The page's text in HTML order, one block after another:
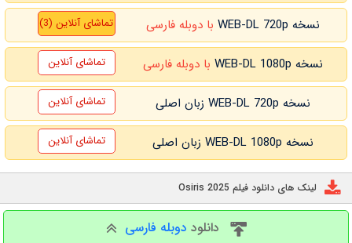
نسخه WEB-DL 720p با دوبله فارسی تماشای آنلاین (3)
نسخه WEB-DL 1080p با دوبله فارسی تماشای آنلاین
نسخه WEB-DL 720p زبان اصلی تماشای آنلاین
نسخه WEB-DL 1080p زبان اصلی تماشای آنلاین
لینک های دانلود فیلم Osiris 2025
دانلود دوبله فارسی